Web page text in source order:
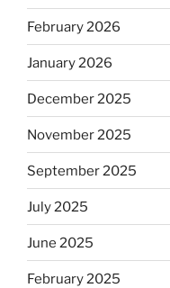
February 2026
January 2026
December 2025
November 2025
September 2025
July 2025
June 2025
February 2025